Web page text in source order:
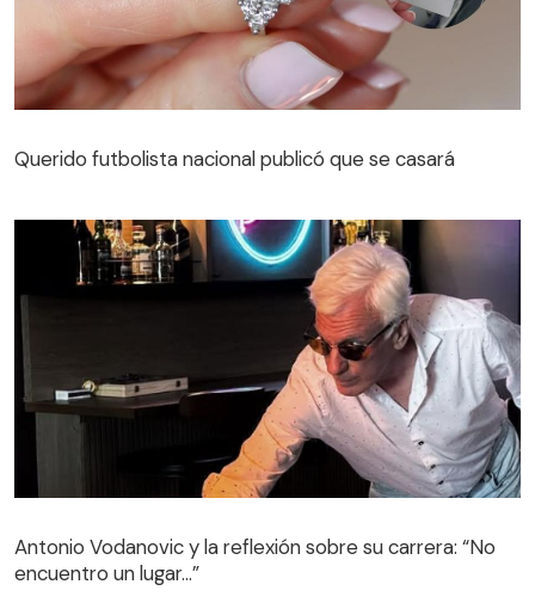
Querido futbolista nacional publicó que se casará
Antonio Vodanovic y la reflexión sobre su carrera: “No
encuentro un lugar…”